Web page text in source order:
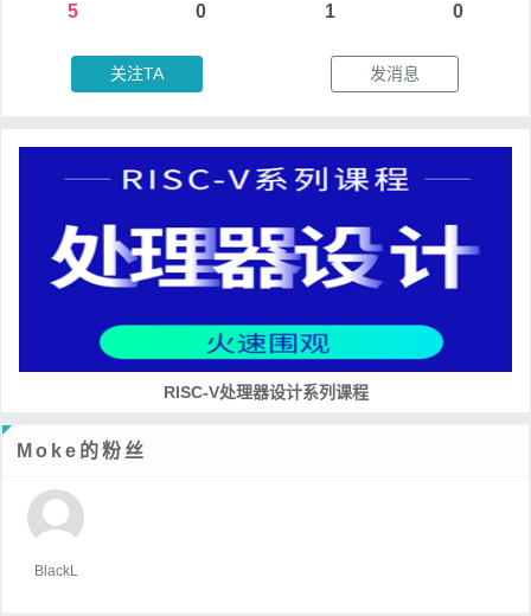
5
0
1
0
关注TA 发消息
RISC-V处理器设计系列课程
Moke的粉丝
BlackL